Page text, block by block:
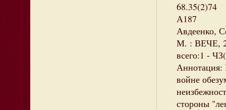
68.35(2)74
А187
Авдеенко,
М. : ВЕЧЕ,
всего:1 -
Аннотация:
войне
стороны